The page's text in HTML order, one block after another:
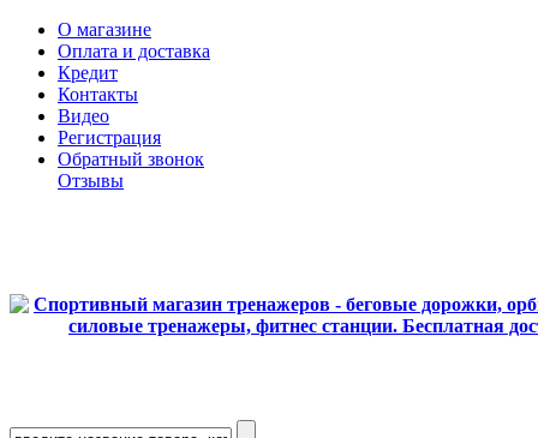
О магазине
Оплата и доставка
Кредит
Контакты
Видео
Регистрация
Обратный звонок
Отзывы